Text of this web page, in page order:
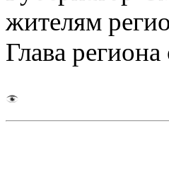
жителям
Глава